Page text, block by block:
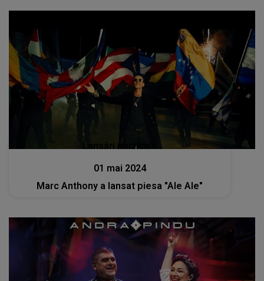
Lansări muzicale
01 mai 2024
Marc Anthony a lansat piesa "Ale Ale"